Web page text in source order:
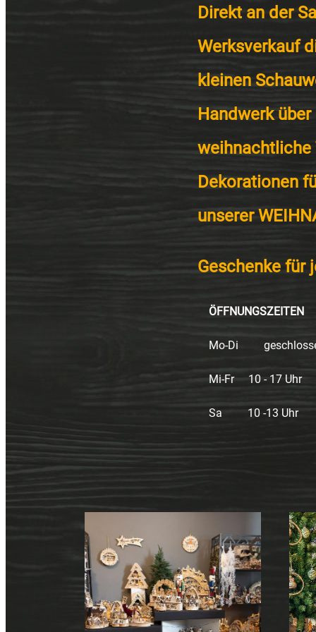
Direkt an der
Werksverkauf
kleinen
Handwerk
weihnachtliche
Dekorationen
unserer
Geschenke für
ÖFFNUNGSZEITEN
Mo-Di
Mi-Fr 10 - 17 Uhr
Sa 10 -13 Uhr